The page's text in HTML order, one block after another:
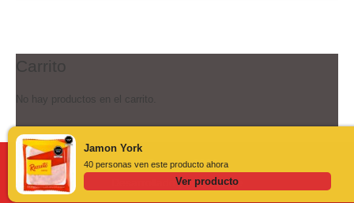
Carrito
No hay productos en el carrito.
©Razzeto2026
Desarrollado porBonzai.pe
Jamon York
40 personas ven este producto ahora
Ver producto